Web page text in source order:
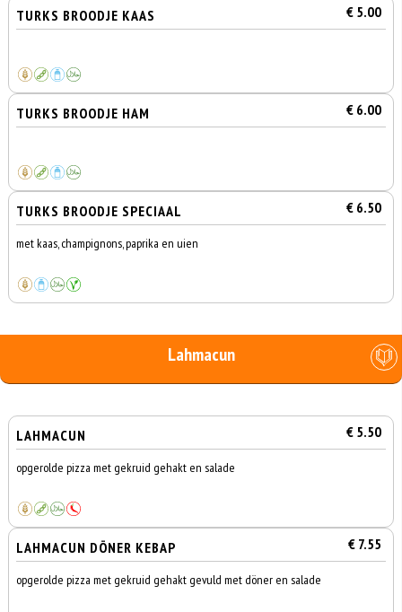
TURKS BROODJE KAAS € 5.00
TURKS BROODJE HAM € 6.00
TURKS BROODJE SPECIAAL € 6.50
met kaas, champignons, paprika en uien
Lahmacun
LAHMACUN € 5.50
opgerolde pizza met gekruid gehakt en salade
LAHMACUN DÖNER KEBAP € 7.55
opgerolde pizza met gekruid gehakt gevuld met döner en salade